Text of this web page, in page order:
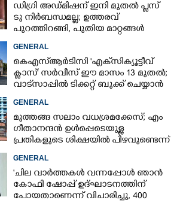
ഡിഗ്രി അഡ്മിഷന് ഇനി മുതൽ പ്ലസ്
ടു നിർബന്ധമല്ല; ഉത്തരവ്
പുറത്തിറങ്ങി, പുതിയ മാറ്റങ്ങൾ
GENERAL
കെഎസ്‌ആർടിസി 'എക്‌സിക്യൂട്ടീവ്
ക്ളാസ്' സർവീസ് ഈ മാസം 13 മുതൽ;
വാട്‌സാപ്പിൽ ടിക്കറ്റ് ബുക്ക് ചെയ്യാൻ
GENERAL
മുത്തങ്ങ സലാം വധശ്രമക്കേസ്; എം
ഗീതാനന്ദൻ ഉൾപ്പെടെയുള്ള
പ്രതികളുടെ ശിക്ഷയിൽ പിഴവുണ്ടെന്ന്
GENERAL
'ചില വാർത്തകൾ വന്നപ്പോൾ ഞാൻ
കോഫി ഷോപ്പ് ഉദ്ഘാടനത്തിന്
പോയതാണെന്ന് വിചാരിച്ചു, 400